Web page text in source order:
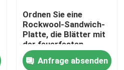
Ordnen Sie eine
Rockwool-Sandwich-
Platte, die Blätter mit
der feuerfesten
Polyurethan-Dichtung
überdacht
Anfrage absenden